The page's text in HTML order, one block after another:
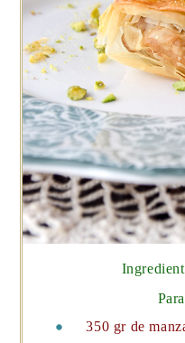
350 gr de